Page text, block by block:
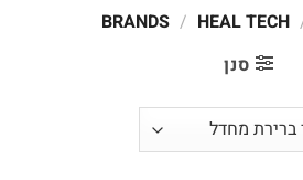
/ HEAL TECH
סנן